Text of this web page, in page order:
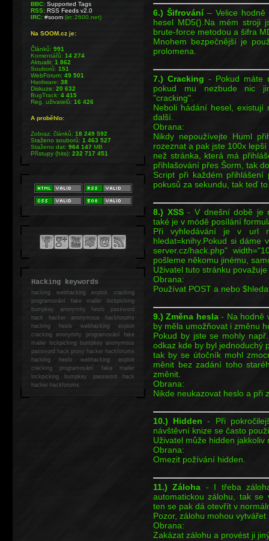
6.) Šifrování– Velice hodně
hesel MD5().Na mém stroji
brute-force metodou a šifra
Mnohem bezpečnější je
prolomena.
7.) Cracking - Pokud máte
pokud mu nezbude nic
"cracking".
Neboli hádání hesel, existují
další.
Obrana:
Nikdy nepoužívejte Huml
rozeznat a pak jste 100x lepší
než stránka, která má
přihlašování přes Šorm, tak
Script při každém
pokusů za sekundu, tak teď
8.) XSS- V dnešní době je
také je v módě posílání
Při vyhledávání je v url
hledat=knihy.Pokud si dáme
server.cz/hack.php"
pošleme někomu jinému,
Uživatel tuto stránku
Obrana:
Používat POST a nebo
9.) Změna hesla- Na hodně
by měla umožňovat i změnu
Pokud by jste se mohly
odkaz kde by byl jednoduchý
tak by se útočník mohl
měnit bez zadání toho
změnit.
Obrana:
Nikde neukazovat heslo a při
10.) Hidden - Při
návštěvní knize se často
Uživatel může hidden
Obrana:
Omezit požívání hidden.
11.) Záloha - I třeba
automatickou zálohu, tak
ten se pak dá otevřít v
Pozor, zálohu mohou
Obrana:
Zakázat zálohu a provést ji
BBC: Supported Tags
RSS: RSS Feeds v2.0
IRC: #soom(irc.2600.net)
Na SOOM.cz je:
Článků:991
Komentářů:14 274
Aktualit:1 862
Souborů:151
WebForum:49 501
Hardware:38
Diskuze:20 632
BugTrack:4 415
Reg. uživatelů:16 426
A proběhlo:
Zobraz. článků:18 249 592
Staženo souborů:1 463 527
Staženo dat:964 147MB
Přístupy (hits):232 717 451
Hacking keywords
hackingwebhacking exploit cracking
programování fake mailer lockpicking
bumpkey anonymity heslo password
hackhacker anonymous hackforums
hackingheslo webhacking exploit
cracking anonymity programování fake
mailer lockpicking bumpkey anonymous
password hack proxy hacker hackforums
hacking heslo webhacking exploit
cracking programování fake mailer
lockpicking bumpkey password hack
hackerhackforums